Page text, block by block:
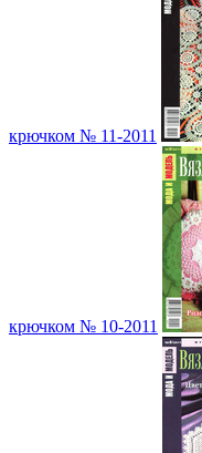
крючком № 11-2011
крючком № 10-2011